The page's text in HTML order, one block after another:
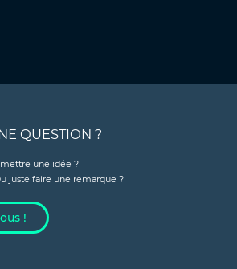
QUESTION ?
une idée ?
juste faire une remarque ?
!